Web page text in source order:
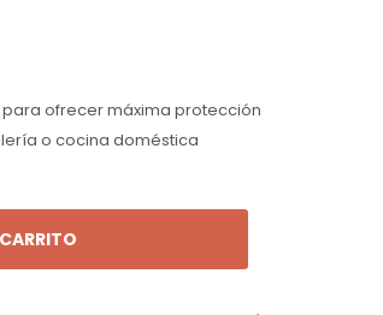
ofrecer máxima protección
o cocina doméstica